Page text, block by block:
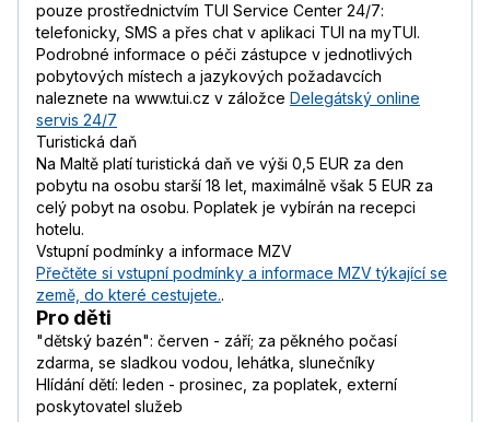
pouze prostřednictvím TUI Service Center 24/7:
telefonicky, SMS a přes chat v aplikaci TUI na myTUI.
Podrobné informace o péči zástupce v jednotlivých
pobytových místech a jazykových požadavcích
naleznete na www.tui.cz v záložce Delegátský online
servis 24/7
Turistická daň
Na Maltě platí turistická daň ve výši 0,5 EUR za den
pobytu na osobu starší 18 let, maximálně však 5 EUR za
celý pobyt na osobu. Poplatek je vybírán na recepci
hotelu.
Vstupní podmínky a informace MZV
Přečtěte si vstupní podmínky a informace MZV týkající se
země, do které cestujete..
Pro děti
"dětský bazén": červen - září; za pěkného počasí
zdarma, se sladkou vodou, lehátka, slunečníky
Hlídání dětí: leden - prosinec, za poplatek, externí
poskytovatel služeb